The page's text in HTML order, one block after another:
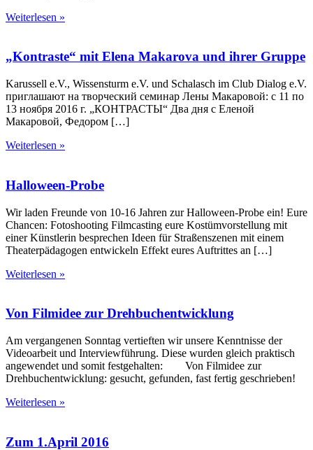
Weiterlesen »
„Kontraste“ mit Elena Makarova und ihrer Gruppe
Karussell e.V., Wissensturm e.V. und Schalasch im Club Dialog e.V.
приглашают на творческий семинар Лены Макаровой: с 11 по
13 ноября 2016 г. „КОНТРАСТЫ“ Два дня с Еленой
Макаровой, Федором […]
Weiterlesen »
Halloween-Probe
Wir laden Freunde von 10-16 Jahren zur Halloween-Probe ein! Eure
Chancen: Fotoshooting Filmcasting eure Kostümvorstellung mit
einer Künstlerin besprechen Ideen für Straßenszenen mit einem
Theaterpädagogen entwickeln Effekt eures Auftrittes an […]
Weiterlesen »
Von Filmidee zur Drehbuchentwicklung
Am vergangenen Sonntag vertieften wir unsere Kenntnisse der
Videoarbeit und Interviewführung. Diese wurden gleich praktisch
angewendet und somit festgehalten: Von Filmidee zur
Drehbuchentwicklung: gesucht, gefunden, fast fertig geschrieben!
Weiterlesen »
Zum 1.April 2016